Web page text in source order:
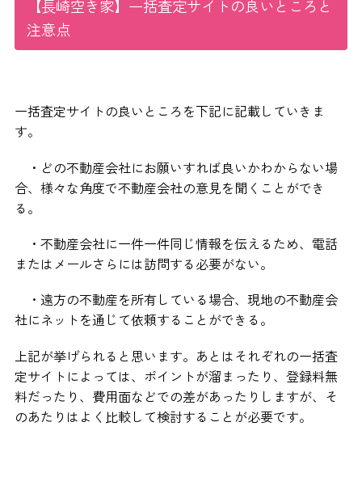
【長崎空き家】一括査定サイトの良いところと
注意点
一括査定サイトの良いところを下記に記載していきま
す。
・どの不動産会社にお願いすれば良いかわからない場
合、様々な角度で不動産会社の意見を聞くことができ
る。
・不動産会社に一件一件同じ情報を伝えるため、電話
またはメールさらには訪問する必要がない。
・遠方の不動産を所有している場合、現地の不動産会
社にネットを通じて依頼することができる。
上記が挙げられると思います。あとはそれぞれの一括査
定サイトによっては、ポイントが溜まったり、登録料無
料だったり、費用面などでの差があったりしますが、そ
のあたりはよく比較して検討することが必要です。